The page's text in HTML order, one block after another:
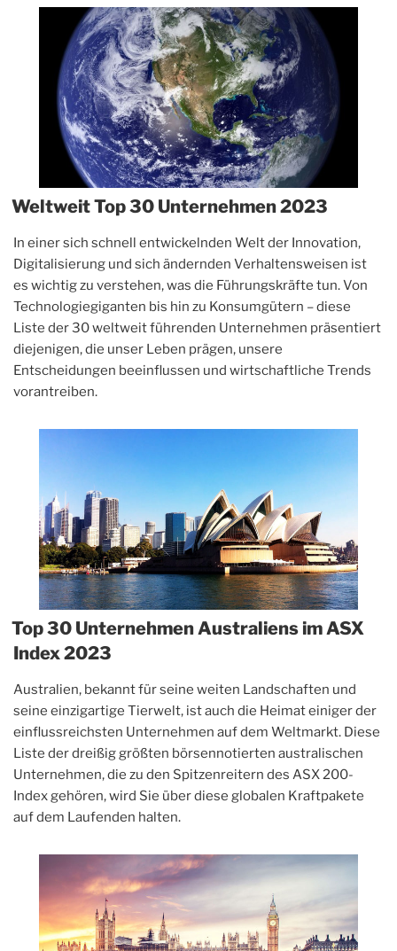
Weltweit Top 30 Unternehmen 2023
In einer sich schnell entwickelnden Welt der Innovation,
Digitalisierung und sich ändernden Verhaltensweisen ist
es wichtig zu verstehen, was die Führungskräfte tun. Von
Technologiegiganten bis hin zu Konsumgütern – diese
Liste der 30 weltweit führenden Unternehmen präsentiert
diejenigen, die unser Leben prägen, unsere
Entscheidungen beeinflussen und wirtschaftliche Trends
vorantreiben.
Top 30 Unternehmen Australiens im ASX
Index 2023
Australien, bekannt für seine weiten Landschaften und
seine einzigartige Tierwelt, ist auch die Heimat einiger der
einflussreichsten Unternehmen auf dem Weltmarkt. Diese
Liste der dreißig größten börsennotierten australischen
Unternehmen, die zu den Spitzenreitern des ASX 200-
Index gehören, wird Sie über diese globalen Kraftpakete
auf dem Laufenden halten.